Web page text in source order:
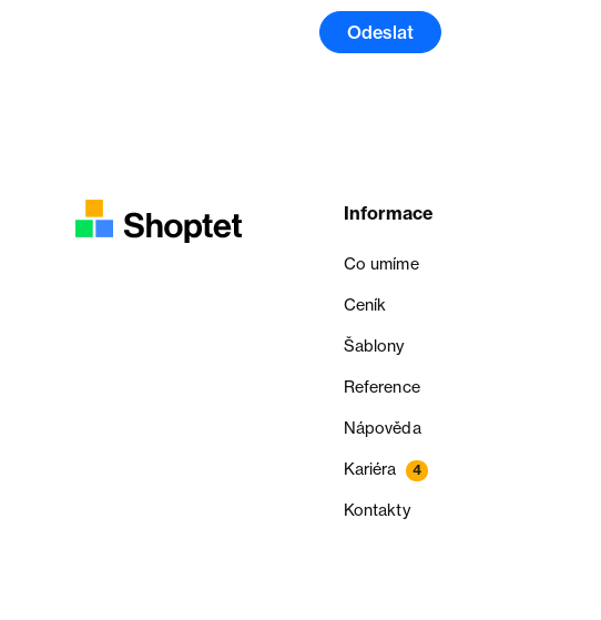
Odeslat
Informace
Co umíme
Ceník
Šablony
Reference
Nápověda
Kariéra 4
Kontakty